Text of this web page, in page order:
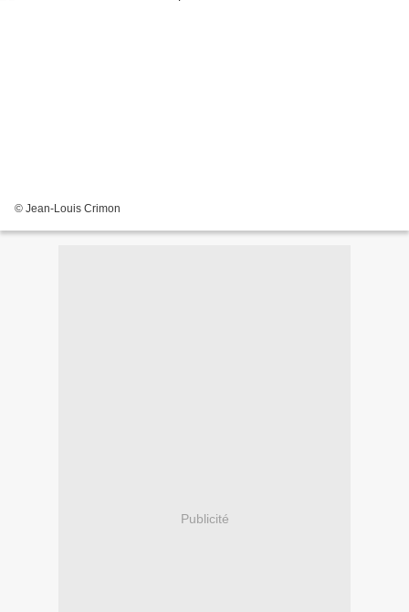
© Jean-Louis Crimon
Publicité